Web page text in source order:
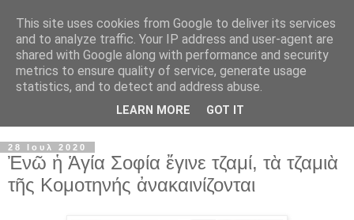
28 Ιουλ 2020
Ἐνῶ ἡ Ἁγία Σοφία ἔγινε τζαμί, τὰ τζαμιὰ
τῆς Κομοτηνής ἀνακαινίζονται
This site uses cookies from Google to deliver its services
and to analyze traffic. Your IP address and user-agent are
shared with Google along with performance and security
metrics to ensure quality of service, generate usage
statistics, and to detect and address abuse.
LEARN MORE GOT IT